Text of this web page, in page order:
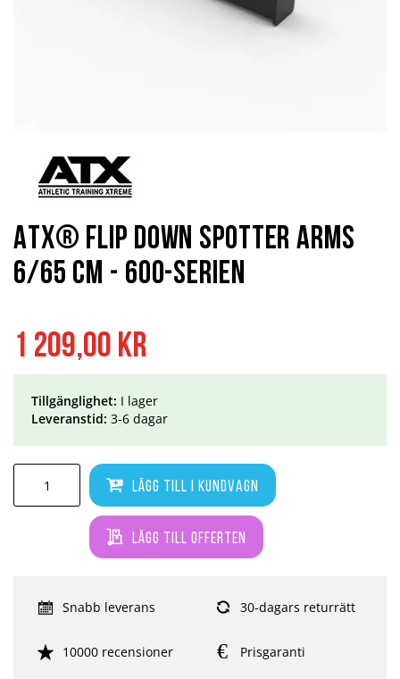
1 209,00 kr
Lägg till i kundvagn
Lägg till offerten
Tillgänglighet: I lager
Leveranstid: 3-6 dagar
Snabb leverans 30-dagars returrätt
10000 recensioner Prisgaranti
ATX® Flip Down Spotter Arms
6/65 cm - 600-serien
början
bildgalleriet